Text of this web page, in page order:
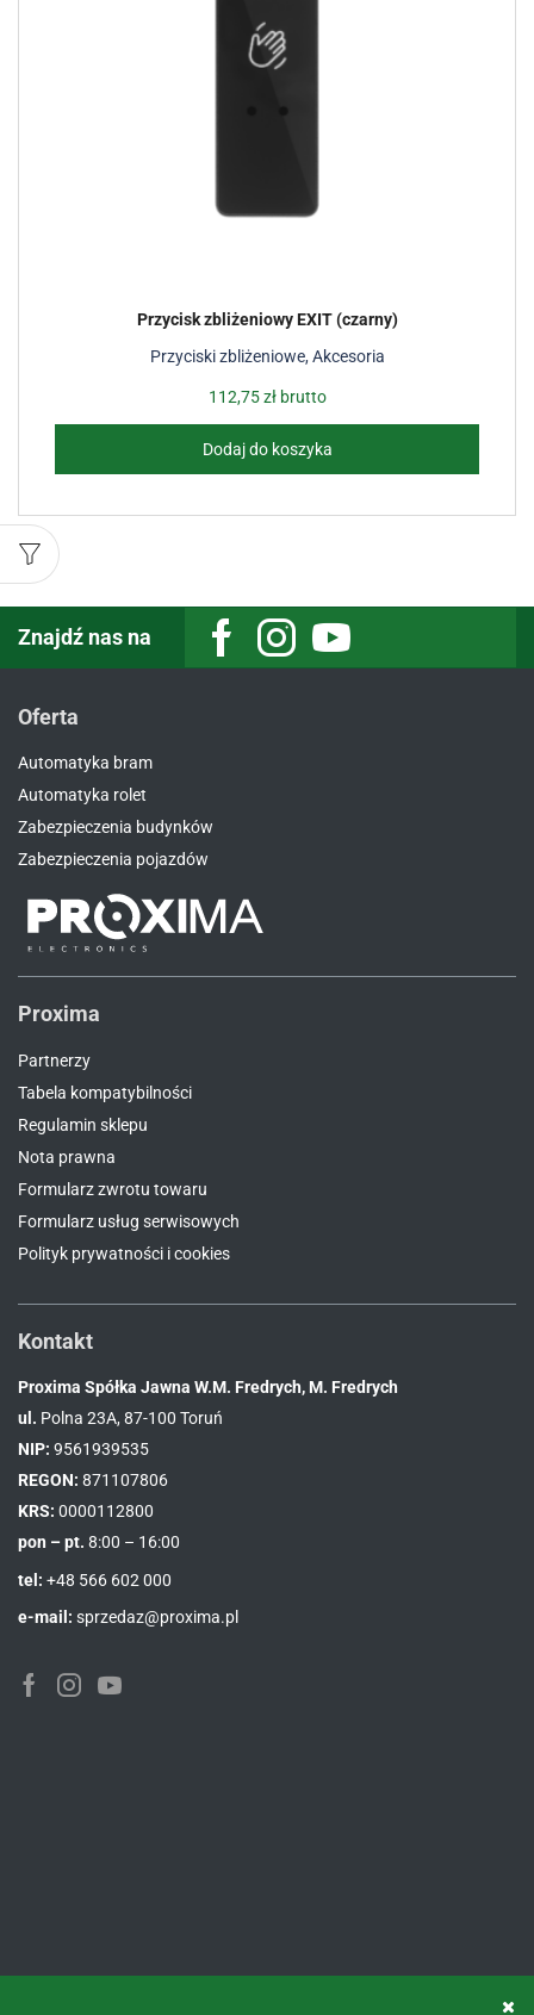
Przyciski zbliżeniowe,Akcesoria
Przycisk zbliżeniowy EXIT (czarny)
112,75złbrutto
Dodaj do koszyka
Znajdź nas na FacebookInstagramYoutube
Oferta
Automatyka bram
Automatyka rolet
Zabezpieczenia budynków
Zabezpieczenia pojazdów
Proxima
Partnerzy
Tabela kompatybilności
Regulamin sklepu
Nota prawna
Formularz zwrotu towaru
Formularz usług serwisowych
Polityk prywatności i cookies
Kontakt
Proxima Spółka Jawna W.M. Fredrych, M. Fredrych
ul. Polna 23A, 87-100 Toruń
NIP: 9561939535
REGON: 871107806
KRS: 0000112800
pon – pt. 8:00 – 16:00
tel: +48 566 602 000
e-mail: sprzedaz@proxima.pl
FacebookInstagramYoutube